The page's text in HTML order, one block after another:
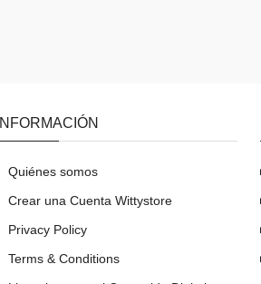
INFORMACIÓN
Quiénes somos
Crear una Cuenta Wittystore
Privacy Policy
Terms & Conditions